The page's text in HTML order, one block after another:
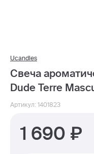
Ucandles
Свеча
Dude Terre
Артикул: 1401823
1 690